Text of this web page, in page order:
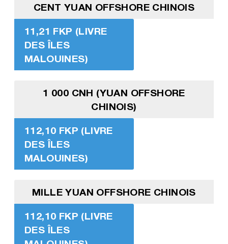
CENT YUAN OFFSHORE CHINOIS
11,21 FKP (LIVRE
DES ÎLES
MALOUINES)
1 000 CNH (YUAN OFFSHORE
CHINOIS)
112,10 FKP (LIVRE
DES ÎLES
MALOUINES)
MILLE YUAN OFFSHORE CHINOIS
112,10 FKP (LIVRE
DES ÎLES